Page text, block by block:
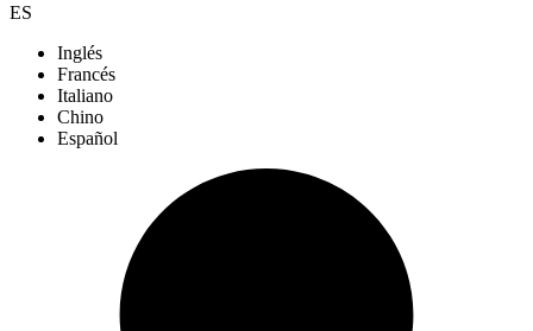
ES
Inglés
Francés
Italiano
Chino
Español